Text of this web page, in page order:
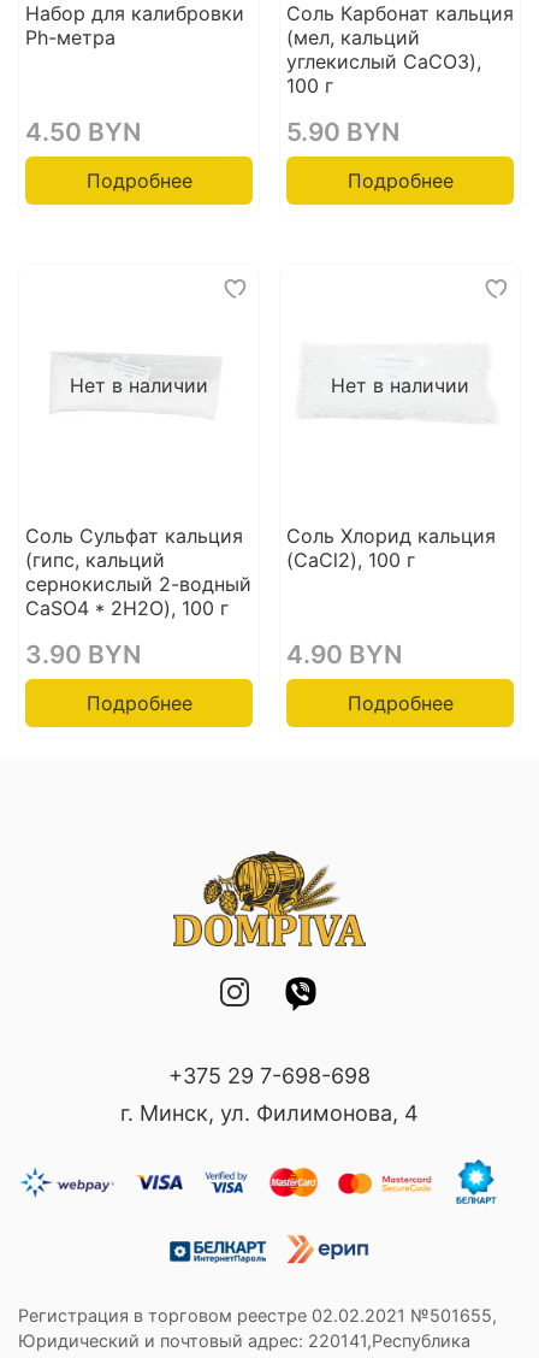
Набор для калибровки
Ph-метра
4.50 BYN
Подробнее
Соль Карбонат кальция
(мел, кальций
углекислый CaCO3),
100 г
5.90 BYN
Подробнее
Нет в наличии
Соль Сульфат кальция
(гипс, кальций
сернокислый 2-водный
CaSO4 * 2H2O), 100 г
3.90 BYN
Подробнее
Нет в наличии
Соль Хлорид кальция
(CaCl2), 100 г
4.90 BYN
Подробнее
+375 29 7-698-698
г. Минск, ул. Филимонова, 4
Регистрация в торговом реестре 02.02.2021 №501655,
Юридический и почтовый адрес: 220141,Республика